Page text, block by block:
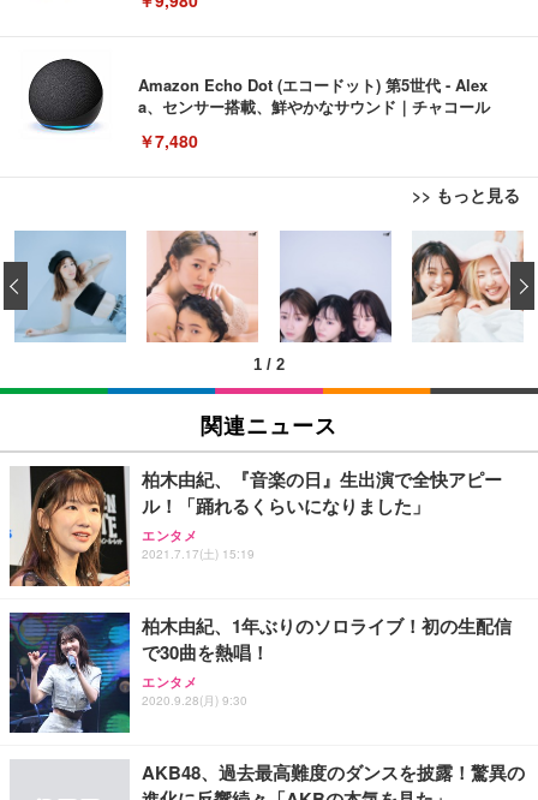
Amazon Echo Dot (エコードット) 第5世代 - Alex
a、センサー搭載、鮮やかなサウンド｜チャコール
￥7,480
>> もっと見る
[EdoErgo] オフィスチェア 椅子 テレワーク 疲れな
い 跳ね上げ式アームレスト コンパクト 約105度ロッ
キング pc 事務椅子 360度回転 座面昇降 強化ナイロ
ン樹脂ベース 通気性メッシュ 在宅ワーク H-WY01
(黒網+黒枠+黒足)
￥5,699
SIHOO B100 オフィスチェア／デスクチェア メッシ
ュチェア 人間工学 疲れない ブラック
￥27,999
Sezlife オフィスチェア デスクチェア 疲れない テレ
ワーク チェア 強化バックレスト 30度ロッキング機
能 人間工学 椅子 腰サポート 90度跳ね上げ式アーム
ョン PCチェア 通気性メッシュ ゲーミング/勉強/事
務用 おしゃれ パソコンチェア (ブラック)
Sezlife オフィスチェア デスクチェア 疲れない テレ
ワーク チェア 強化バックレスト 30度ロッキング機
能 人間工学 椅子 腰サポート 90度跳ね上げ式アーム
務用 おしゃれ パソコンチェア (ホワイト)
EIZO ビジネス向けプレミアムモニター | FlexScan
EV3240X-WT | 31.5型4K UHD・USB Type-C・ホワ
イト
￥105,595
EIZO ビジネス向けプレミアムモニター | FlexScan
￥109,572
【純正品】27"ゲーミングモニター DualSense 充電
フック付き（CFI-ZDM1J）
【整備済み品】Dell E2724HS 27インチ 液晶モニタ
ー フルHD（1920×1080）VA 非光沢 HDMI/DisplayP
ort/VGA スピーカー内蔵 高さ調整 スイベル VESA対
Amazonベーシック ペットシーツ 薄型 レギュラー 1
回使い捨て 無香料 ホワイト 300枚
￥3,373
Amazonベーシック ペットシーツ 厚型 ワイド 42枚
x2袋(84枚) ホワイト(吸収面:ライトブルー)
￥3,234
ネオ・ルーライフ ネオ・オムツ L 中型犬用 26枚入
り 単品
Smart Basic(スマートベーシック) 【Amazon.co.jp
限定】 Smart Basic アイリスオーヤマ ペットシーツ
超厚型 お徳用 ワイド 100枚入 (x 1) (ケース販売)
1 / 2
‹
関連ニュース
柏木由紀、『音楽の日』生出演で全快アピー
ル！「踊れるくらいになりました」
エンタメ
2021.7.17(土) 15:19
柏木由紀、1年ぶりのソロライブ！初の生配信
で30曲を熱唱！
エンタメ
2020.9.28(月) 9:30
AKB48、過去最高難度のダンスを披露！驚異の